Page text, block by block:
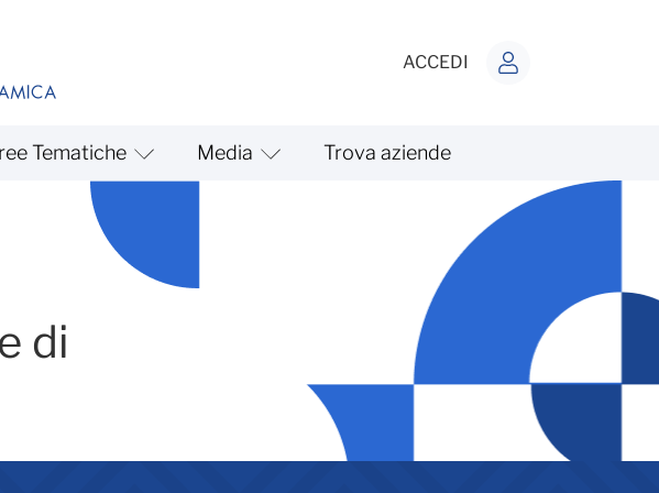
ACCEDI
Tematiche Media Trova aziende
di